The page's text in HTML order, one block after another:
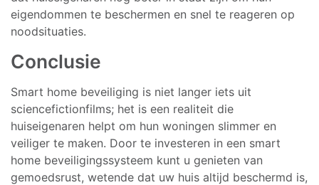
eigendommen te beschermen en snel te reageren op
noodsituaties.
Conclusie
Smart home beveiliging is niet langer iets uit
sciencefictionfilms; het is een realiteit die
huiseigenaren helpt om hun woningen slimmer en
veiliger te maken. Door te investeren in een smart
home beveiligingssysteem kunt u genieten van
gemoedsrust, wetende dat uw huis altijd beschermd is,